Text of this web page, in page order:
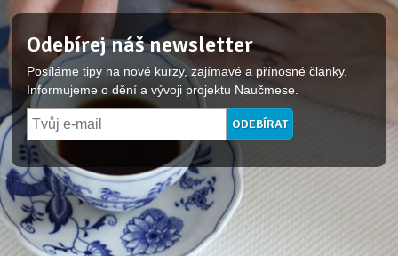
Odebírej náš newsletter
Posíláme tipy na nové kurzy, zajímavé a přínosné články.
Informujeme o dění a vývoji projektu Naučmese.